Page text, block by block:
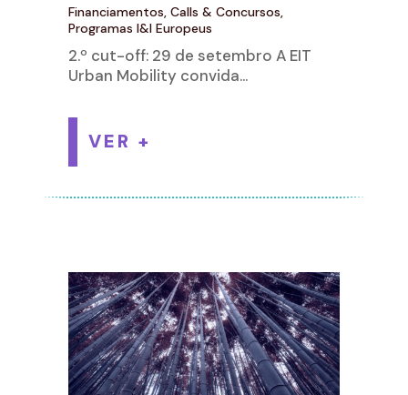
Financiamentos, Calls & Concursos,
Programas I&I Europeus
2.º cut-off: 29 de setembro A EIT
Urban Mobility convida...
VER +